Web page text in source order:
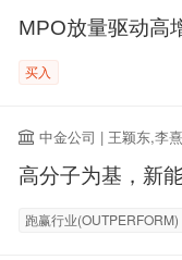
MPO放量驱动高
买入
中金公司 | 王颖东,李
高分子为基，新
跑赢行业(OUTPERFORM)